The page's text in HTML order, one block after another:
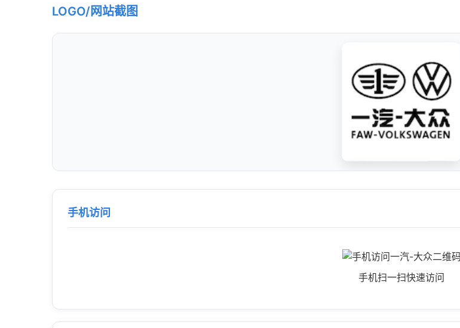
LOGO/网站截图
手机访问
手机扫一扫快速访问